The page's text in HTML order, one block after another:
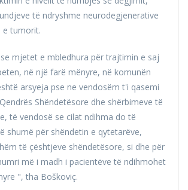
të ndryshme neurodegjenerative
e tumorit.
mjetet e mbledhura për trajtimin e saj
në një farë mënyre, në komunën
arsyeja pse ne vendosëm t'i qasemi
Shëndetësore dhe shërbimeve të
të vendosë se cilat ndihma do të
shumë për shëndetin e qytetarëve,
të çështjeve shëndetësore, si dhe për
më i madh i pacientëve të ndihmohet
", tha Boškoviç.